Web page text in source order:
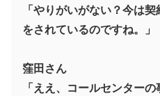
「やりがいがない？今は
をされているのですね。」
窪田さん
「ええ、コールセンター